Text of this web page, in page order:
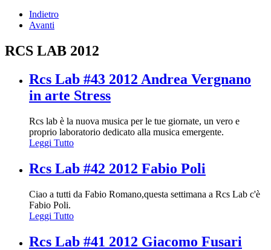
Indietro
Avanti
RCS LAB 2012
Rcs Lab #43 2012 Andrea Vergnano
in arte Stress
Rcs lab è la nuova musica per le tue giornate, un vero e
proprio laboratorio dedicato alla musica emergente.
Leggi Tutto
Rcs Lab #42 2012 Fabio Poli
Ciao a tutti da Fabio Romano,questa settimana a Rcs Lab c'è
Fabio Poli.
Leggi Tutto
Rcs Lab #41 2012 Giacomo Fusari